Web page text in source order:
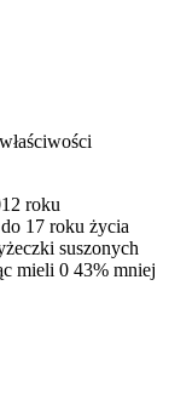
roku
17 roku życia
suszonych
mieli 0 43% mniej